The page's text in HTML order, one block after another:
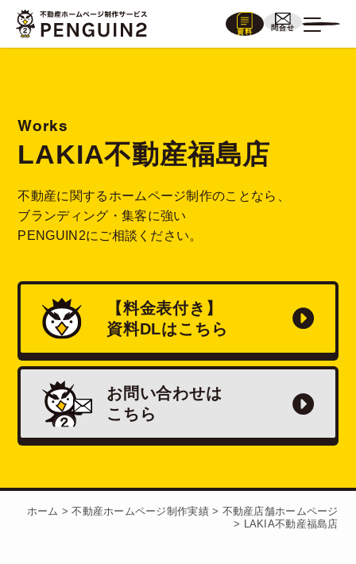
資料
問合せ
Works
LAKIA不動産福島店
不動産に関するホームページ制作のことなら、
ブランディング・集客に強い
PENGUIN2にご相談ください。
【料金表付き】
資料DLはこちら
お問い合わせは
こちら
ホーム >不動産ホームページ制作実績> 不動産店舗ホームページ
> LAKIA不動産福島店